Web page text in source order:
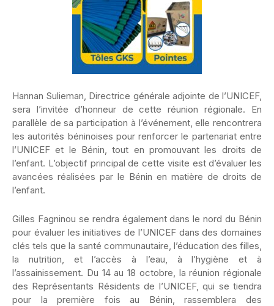
Hannan Sulieman, Directrice générale adjointe de l’UNICEF,
sera l’invitée d’honneur de cette réunion régionale. En
parallèle de sa participation à l’événement, elle rencontrera
les autorités béninoises pour renforcer le partenariat entre
l’UNICEF et le Bénin, tout en promouvant les droits de
l’enfant. L’objectif principal de cette visite est d’évaluer les
avancées réalisées par le Bénin en matière de droits de
l’enfant.
Gilles Fagninou se rendra également dans le nord du Bénin
pour évaluer les initiatives de l’UNICEF dans des domaines
clés tels que la santé communautaire, l’éducation des filles,
la nutrition, et l’accès à l’eau, à l’hygiène et à
l’assainissement. Du 14 au 18 octobre, la réunion régionale
des Représentants Résidents de l’UNICEF, qui se tiendra
pour la première fois au Bénin, rassemblera des